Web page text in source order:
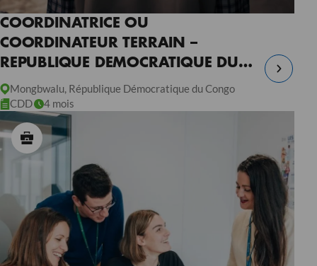
COORDINATRICE OU
COORDINATEUR TERRAIN –
REPUBLIQUE DEMOCRATIQUE DU
CONGO
Mongbwalu, République Démocratique du Congo
CDD
4 mois